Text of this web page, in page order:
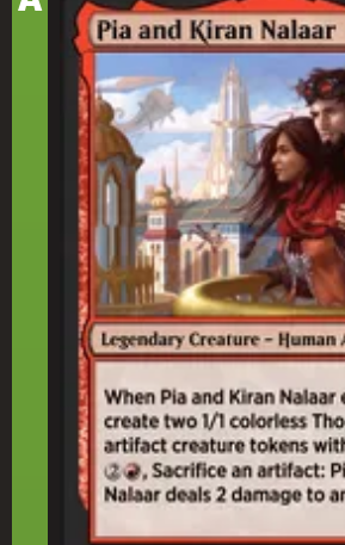
ィ
ピア・ナラーとキラン・ナラー